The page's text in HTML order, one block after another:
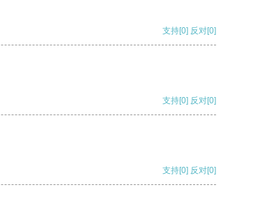
支持[0] 反对[0]
支持[0] 反对[0]
支持[0] 反对[0]